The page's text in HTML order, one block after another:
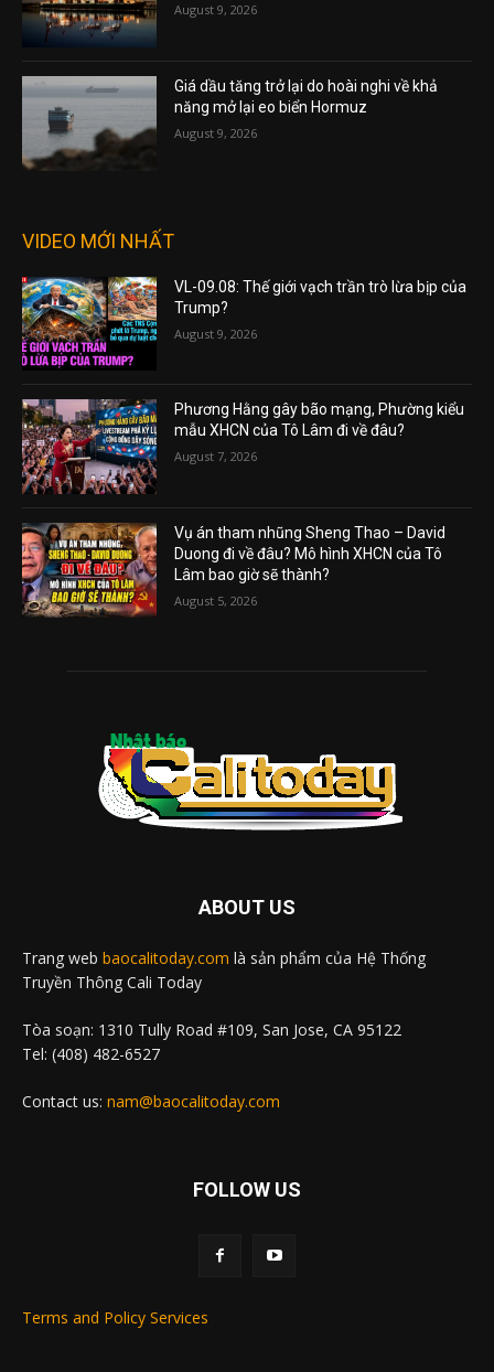
August 9, 2026
Giá dầu tăng trở lại do hoài nghi về khả
năng mở lại eo biển Hormuz
August 9, 2026
VIDEO MỚI NHẤT
VL-09.08: Thế giới vạch trần trò lừa bịp của
Trump?
August 9, 2026
Phương Hằng gây bão mạng, Phường kiểu
mẫu XHCN của Tô Lâm đi về đâu?
August 7, 2026
Vụ án tham nhũng Sheng Thao – David
Duong đi về đâu? Mô hình XHCN của Tô
Lâm bao giờ sẽ thành?
August 5, 2026
ABOUT US
Trang web baocalitoday.com là sản phẩm của Hệ Thống
Truyền Thông Cali Today
Tòa soạn: 1310 Tully Road #109, San Jose, CA 95122
Tel: (408) 482-6527
Contact us: nam@baocalitoday.com
FOLLOW US
Terms and Policy Services